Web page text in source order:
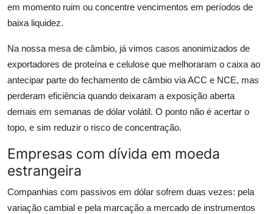
em momento ruim ou concentre vencimentos em períodos de
baixa liquidez.
Na nossa mesa de câmbio, já vimos casos anonimizados de
exportadores de proteína e celulose que melhoraram o caixa ao
antecipar parte do fechamento de câmbio via ACC e NCE, mas
perderam eficiência quando deixaram a exposição aberta
demais em semanas de dólar volátil. O ponto não é acertar o
topo, e sim reduzir o risco de concentração.
Empresas com dívida em moeda
estrangeira
Companhias com passivos em dólar sofrem duas vezes: pela
variação cambial e pela marcação a mercado de instrumentos